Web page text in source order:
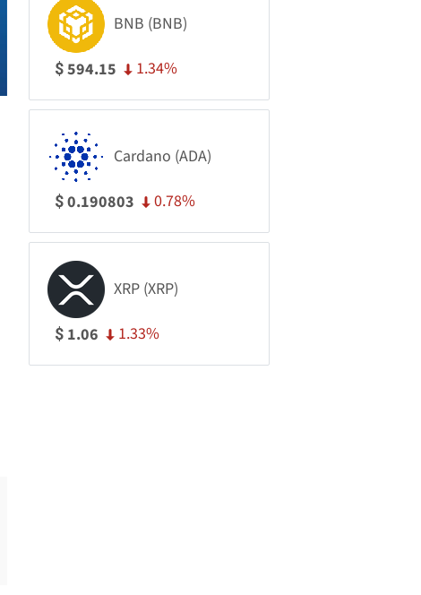
BNB (BNB)
$594.15 1.34%
Cardano (ADA)
$0.190803 0.78%
XRP (XRP)
$ 1.06 1.33%